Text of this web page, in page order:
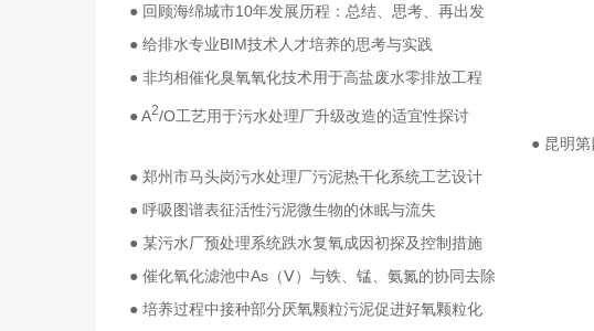
● 回顾海绵城市10年发展历程：总结、思考、再出发
● 给排水专业BIM技术人才培养的思考与实践
● 非均相催化臭氧氧化技术用于高盐废水零排放工程
● A2/O工艺用于污水处理厂升级改造的适宜性探讨
● 昆明
● 郑州市马头岗污水处理厂污泥热干化系统工艺设计
● 呼吸图谱表征活性污泥微生物的休眠与流失
● 某污水厂预处理系统跌水复氧成因初探及控制措施
● 催化氧化滤池中As（Ⅴ）与铁、锰、氨氮的协同去除
● 培养过程中接种部分厌氧颗粒污泥促进好氧颗粒化